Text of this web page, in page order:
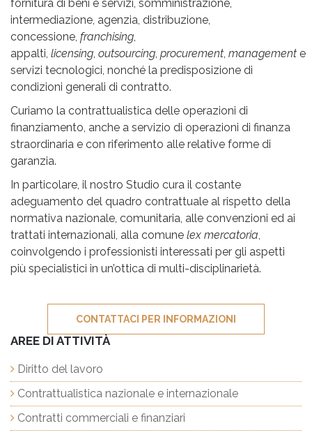
fornitura di beni e servizi, somministrazione,
intermediazione, agenzia, distribuzione,
concessione, franchising,
appalti, licensing, outsourcing, procurement, management e
servizi tecnologici, nonché la predisposizione di
condizioni generali di contratto.
Curiamo la contrattualistica delle operazioni di
finanziamento, anche a servizio di operazioni di finanza
straordinaria e con riferimento alle relative forme di
garanzia.
In particolare, il nostro Studio cura il costante
adeguamento del quadro contrattuale al rispetto della
normativa nazionale, comunitaria, alle convenzioni ed ai
trattati internazionali, alla comune lex mercatoria,
coinvolgendo i professionisti interessati per gli aspetti
più specialistici in un’ottica di multi-disciplinarietà.
AREE DI ATTIVITÀ
Diritto del lavoro
Contrattualistica nazionale e internazionale
Contratti commerciali e finanziari